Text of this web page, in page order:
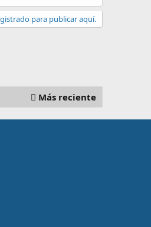
para publicar aquí.
Más reciente